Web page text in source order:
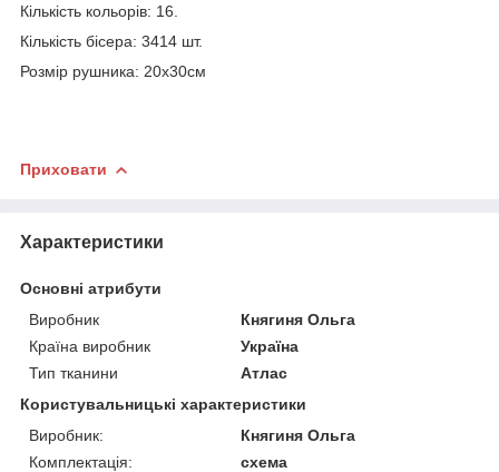
Кількість кольорів: 16.
Кількість бісера: 3414 шт.
Розмір рушника: 20х30см
Приховати
Характеристики
Основні атрибути
Виробник
Княгиня Ольга
Країна виробник
Україна
Тип тканини
Атлас
Користувальницькі характеристики
Виробник:
Княгиня Ольга
Комплектація:
схема